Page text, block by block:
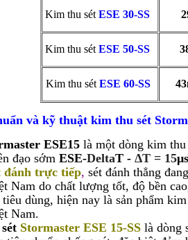
Kim thu sétESE 30-SS
Kim thu sétESE 50-SS
Kim thu sétESE 60-SS
và kỹ thuật kim thu sét
ESE15 là một dòng kim
đạo sớm ESE-DeltaT - ΔT = 15
đánh trực tiếp, sét đánh thẳng
Nam do chất lượng tốt, độ bền
dùng, hiện nay là sản phẩm
Nam.
Stormaster ESE 15-SS là dòng